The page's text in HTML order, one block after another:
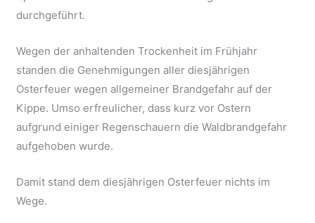
durchgeführt.
Wegen der anhaltenden Trockenheit im Frühjahr
standen die Genehmigungen aller diesjährigen
Osterfeuer wegen allgemeiner Brandgefahr auf der
Kippe. Umso erfreulicher, dass kurz vor Ostern
aufgrund einiger Regenschauern die Waldbrandgefahr
aufgehoben wurde.
Damit stand dem diesjährigen Osterfeuer nichts im
Wege.